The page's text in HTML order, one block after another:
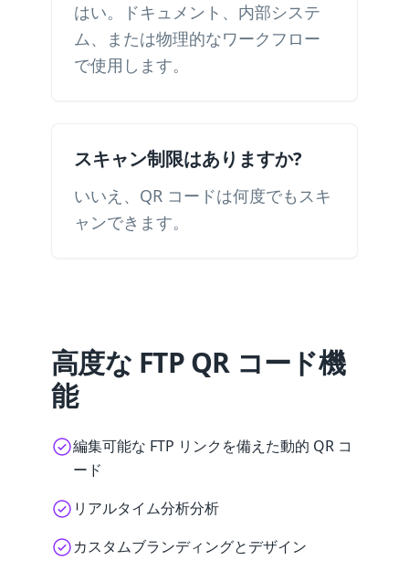
はい。ドキュメント、内部システ
ム、または物理的なワークフロー
で使用します。
スキャン制限はありますか?
いいえ、QR コードは何度でもスキ
ャンできます。
高度な FTP QR コード機
能
編集可能な FTP リンクを備えた動的 QR コ
ード
リアルタイム分析分析
カスタムブランディングとデザイン